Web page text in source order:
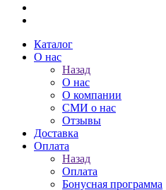
Каталог
О нас
Назад
О нас
О компании
СМИ о нас
Отзывы
Доставка
Оплата
Назад
Оплата
Бонусная программа